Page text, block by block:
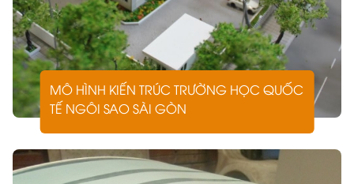
MÔ HÌNH KIẾN TRÚC TRƯỜNG HỌC QUỐC
TẾ NGÔI SAO SÀI GÒN